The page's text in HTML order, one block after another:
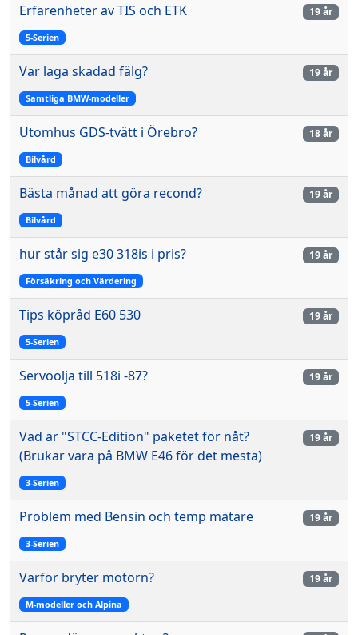
Erfarenheter av TIS och ETK
5-Serien
19 år
Var laga skadad fälg?
Samtliga BMW-modeller
19 år
Utomhus GDS-tvätt i Örebro?
Bilvård
18 år
Bästa månad att göra recond?
Bilvård
19 år
hur står sig e30 318is i pris?
Försäkring och Värdering
19 år
Tips köpråd E60 530
5-Serien
19 år
Servoolja till 518i -87?
5-Serien
19 år
Vad är "STCC-Edition" paketet för nåt?
(Brukar vara på BMW E46 för det mesta)
3-Serien
19 år
Problem med Bensin och temp mätare
3-Serien
19 år
Varför bryter motorn?
M-modeller och Alpina
19 år